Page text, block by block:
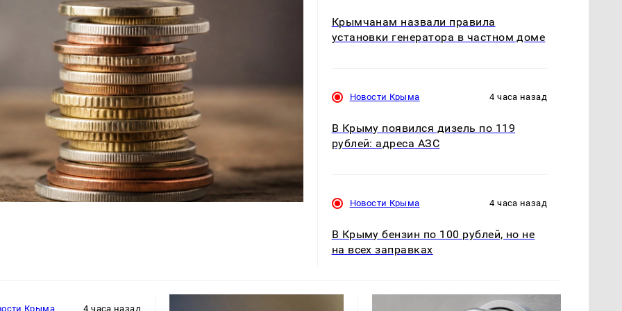
Крымчанам назвали правила
установки генератора в частном доме
Новости Крыма 4 часа назад
В Крыму появился дизель по 119
рублей: адреса АЗС
Новости Крыма 4 часа назад
В Крыму бензин по 100 рублей, но не
на всех заправках
Крыма 4 часа назад